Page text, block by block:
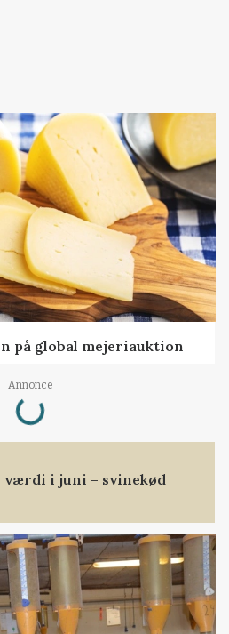
på global mejeriauktion
Annonce
Loading...
værdi i juni – svinekød